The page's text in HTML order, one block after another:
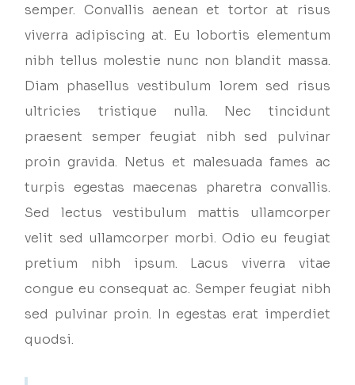
semper. Convallis aenean et tortor at risus
viverra adipiscing at. Eu lobortis elementum
nibh tellus molestie nunc non blandit massa.
Diam phasellus vestibulum lorem sed risus
ultricies tristique nulla. Nec tincidunt
praesent semper feugiat nibh sed pulvinar
proin gravida. Netus et malesuada fames ac
turpis egestas maecenas pharetra convallis.
Sed lectus vestibulum mattis ullamcorper
velit sed ullamcorper morbi. Odio eu feugiat
pretium nibh ipsum. Lacus viverra vitae
congue eu consequat ac. Semper feugiat nibh
sed pulvinar proin. In egestas erat imperdiet
quodsi.